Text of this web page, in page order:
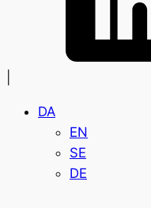
DA
EN
SE
DE